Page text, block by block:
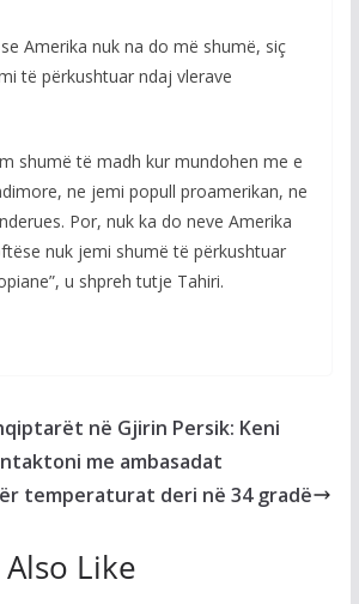
Amerika nuk na do më shumë, siç
të përkushtuar ndaj vlerave
shumë të madh kur mundohen me e
ne jemi popull proamerikan, ne
Por, nuk ka do neve Amerika
nuk jemi shumë të përkushtuar
u shpreh tutje Tahiri.
në Gjirin Persik: Keni
me ambasadat
temperaturat deri në 34 gradë
Like